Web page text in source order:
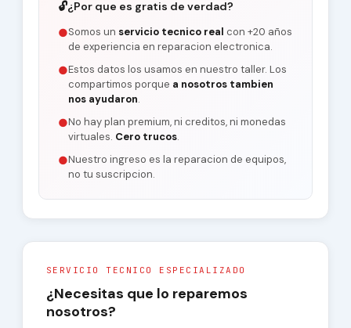
🔓¿Por que es gratis de verdad?
●Somos un servicio tecnico real con +20 años
de experiencia en reparacion electronica.
●Estos datos los usamos en nuestro taller. Los
compartimos porque a nosotros tambien
nos ayudaron.
●No hay plan premium, ni creditos, ni monedas
virtuales. Cero trucos.
●Nuestro ingreso es la reparacion de equipos,
no tu suscripcion.
SERVICIO TECNICO ESPECIALIZADO
¿Necesitas que lo reparemos
nosotros?